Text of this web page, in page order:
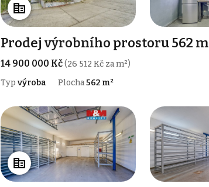
Prodej výrobního prostoru 562
14 900 000 Kč(26 512 Kč za m²)
Typ výroba Plocha562 m²